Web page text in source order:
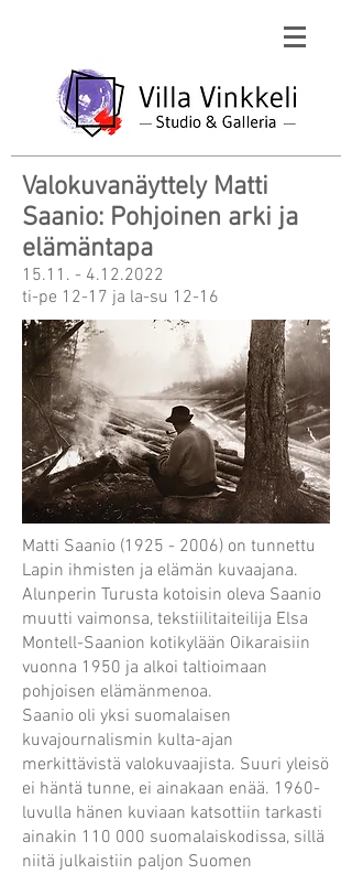
Valokuvanäyttely Matti
Saanio: Pohjoinen arki ja
elämäntapa
15.11. - 4.12.2022
ti-pe 12-17 ja la-su 12-16
Matti Saanio (1925 - 2006) on tunnettu
Lapin ihmisten ja elämän kuvaajana.
Alunperin Turusta kotoisin oleva Saanio
muutti vaimonsa, tekstiilitaiteilija Elsa
Montell-Saanion kotikylään Oikaraisiin
vuonna 1950 ja alkoi taltioimaan
pohjoisen elämänmenoa.
Saanio oli yksi suomalaisen
kuvajournalismin kulta-ajan
merkittävistä valokuvaajista. Suuri yleisö
ei häntä tunne, ei ainakaan enää. 1960-
luvulla hänen kuviaan katsottiin tarkasti
ainakin 110 000 suomalaiskodissa, sillä
niitä julkaistiin paljon Suomen